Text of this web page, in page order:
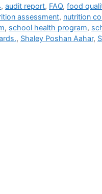
,audit report, FAQ,food
assessment, nutrition
, school health program,
, Shaley Poshan Aahar,